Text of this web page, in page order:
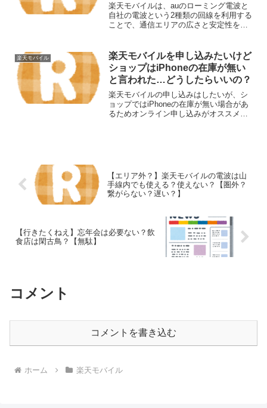
楽天モバイルは、auのローミング電波と
自社の電波という2種類の回線を利用する
ことで、通信エリアの広さと安定性を両
宅でも意外と十分な電波状況が確保され
ている場合があります...
楽天モバイル
楽天モバイルを申し込みたいけど
ショップはiPhoneの在庫が無い
と言われた…どうしたらいいの？
楽天モバイルの申し込みはしたいが、シ
ョップではiPhoneの在庫が無い場合があ
るためオンライン申し込みがオススメな
【エリア外？】楽天モバイルの電波は山
手線内でも使える？使えない？【圏外？
繋がらない？遅い？】
【行きたくねえ】忘年会は必要ない？飲
食店は閑古鳥？【無駄】
コメント
コメントを書き込む
ホーム 楽天モバイル